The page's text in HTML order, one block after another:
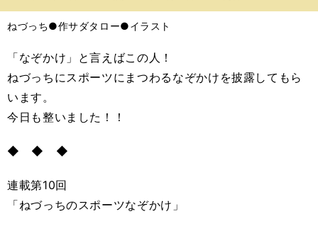
バ
ねづっち●作サダタロー●イラスト
「なぞかけ」と言えばこの人！
ねづっちにスポーツにまつわるなぞかけを披露してもら
います。
今日も整いました！！
◆ ◆ ◆
連載第10回
「ねづっちのスポーツなぞかけ」